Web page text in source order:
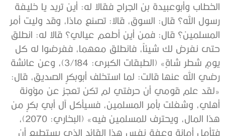
الخطاب وأبوعبيدة بن الجراح فقالا له: أين تريد يا خليفة
رسول الله؟ قال: السوق، قالا: تصنع ماذا، وقد وليت أمر
المسلمين؟ قال: فمن أين أطعم عيالي؟ قالا له: انطلق
حتى نفرض لك شيئاً، فانطلق معهما، ففرضوا له كل
يومٍ شطر شاةٍ» (الطبقات الكبرى: 3/184)، وعن عائشة
رضي الله عنها قالت: لما استخلف أبوبكرٍ الصديق، قال:
«لقد علم قومي أن حرفتي لم تكن تعجز عن مؤونة
أهلي، وشغلت بأمر المسلمين، فسيأكل آل أبي بكرٍ من
هذا المال، ويحترف للمسلمين فيه» (البخاري: 2070)،
فتأمل أمانة وعفة نفس هذا القائد الذي يستطيع أن